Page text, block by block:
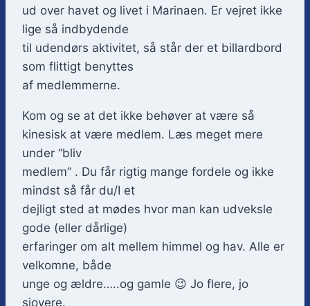
ud over havet og livet i Marinaen. Er vejret ikke
lige så indbydende
til udendørs aktivitet, så står der et billardbord
som flittigt benyttes
af medlemmerne.
Kom og se at det ikke behøver at være så
kinesisk at være medlem. Læs meget mere
under “bliv
medlem” . Du får rigtig mange fordele og ikke
mindst så får du/I et
dejligt sted at mødes hvor man kan udveksle
gode (eller dårlige)
erfaringer om alt mellem himmel og hav. Alle er
velkomne, både
unge og ældre…..og gamle 😉 Jo flere, jo
sjovere.